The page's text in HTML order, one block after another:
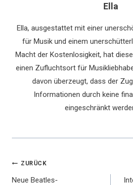
Ella
Ella, ausgestattet mit einer
für Musik und einem
Macht der Kostenlosigkeit, hat
einen Zufluchtsort für
davon überzeugt, dass der
Informationen durch keine
eingeschränkt
Beitragsnavigation
ZURÜCK
Neue Beatles-